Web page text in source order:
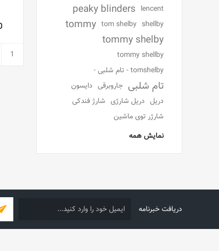
lencent
peaky blinders
shellby
tom shelby
tommy
tommy shelby
tommy shellby
tomshelby - تام شلبی -
تام شلبی جاروبرقی دایسون
دریل دریل شارژی شارژ فندکی
شارژر توی ماشین
نمایش همه
دریافت خبرنامه